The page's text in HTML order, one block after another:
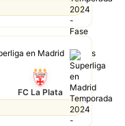
en Madrid
FC La Plata